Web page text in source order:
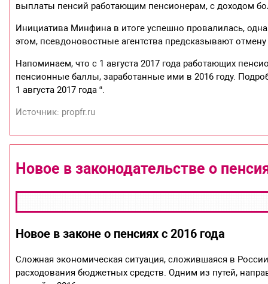
выплаты пенсий работающим пенсионерам, с доходом
Инициатива Минфина в итоге успешно провалилась,
этом, псевдоновостные агентства предсказывают
Напоминаем, что с 1 августа 2017 года работающих
пенсионные баллы, заработанные ими в 2016 году.
1 августа 2017 года “.
Источник: propfr.ru
Новое в законодательстве о
Новое в законе о пенсиях с 2016 года
Сложная экономическая ситуация, сложившаяся в
расходования бюджетных средств. Одним из путей,